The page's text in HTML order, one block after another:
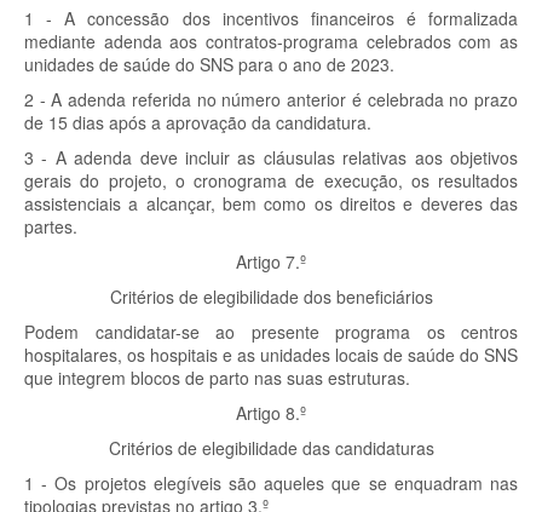
1 - A concessão dos incentivos financeiros é formalizada
mediante adenda aos contratos-programa celebrados com as
unidades de saúde do SNS para o ano de 2023.
2 - A adenda referida no número anterior é celebrada no prazo
de 15 dias após a aprovação da candidatura.
3 - A adenda deve incluir as cláusulas relativas aos objetivos
gerais do projeto, o cronograma de execução, os resultados
assistenciais a alcançar, bem como os direitos e deveres das
partes.
Artigo 7.º
Critérios de elegibilidade dos beneficiários
Podem candidatar-se ao presente programa os centros
hospitalares, os hospitais e as unidades locais de saúde do SNS
que integrem blocos de parto nas suas estruturas.
Artigo 8.º
Critérios de elegibilidade das candidaturas
1 - Os projetos elegíveis são aqueles que se enquadram nas
tipologias previstas no artigo 3.º